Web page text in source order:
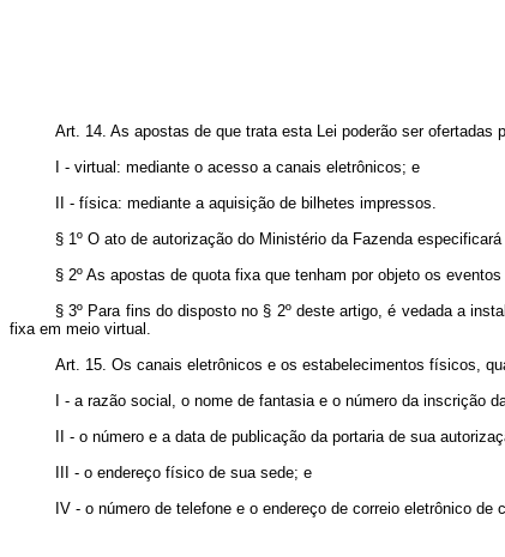
Art. 14. As apostas de que trata esta Lei poderão ser ofertadas
I - virtual: mediante o acesso a canais eletrônicos; e
II - física: mediante a aquisição de bilhetes impressos.
§ 1º O ato de autorização do Ministério da Fazenda
§ 2º As apostas de quota fixa que tenham por objeto os eventos
§ 3º Para fins do disposto no § 2º deste artigo, é vedada a
fixa em meio virtual.
Art. 15. Os canais eletrônicos e os estabelecimentos físicos,
I - a razão social, o nome de fantasia e o número da inscrição
II - o número e a data de publicação da portaria de sua
III - o endereço físico de sua sede; e
IV - o número de telefone e o endereço de correio eletrônico